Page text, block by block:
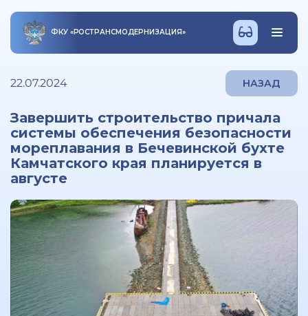
ФКУ «РОСТРАНСМОДЕРНИЗАЦИЯ»
22.07.2024 НАЗАД
Завершить строительство причала
системы обеспечения безопасности
мореплавания в Бечевинской бухте
Камчатского края планируется в
августе